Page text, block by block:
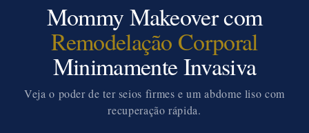
Mommy Makeover com
Remodelação Corporal
Minimamente Invasiva
Veja o poder de ter seios firmes e um abdome liso com
recuperação rápida.